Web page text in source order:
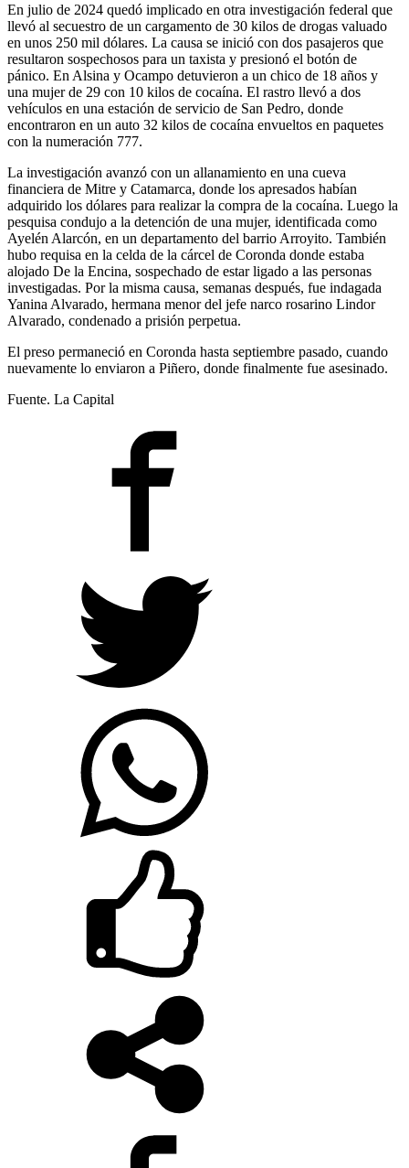
En julio de 2024 quedó implicado en otra investigación federal que
llevó al secuestro de un cargamento de 30 kilos de drogas valuado
en unos 250 mil dólares. La causa se inició con dos pasajeros que
resultaron sospechosos para un taxista y presionó el botón de
pánico. En Alsina y Ocampo detuvieron a un chico de 18 años y
una mujer de 29 con 10 kilos de cocaína. El rastro llevó a dos
vehículos en una estación de servicio de San Pedro, donde
encontraron en un auto 32 kilos de cocaína envueltos en paquetes
con la numeración 777.
La investigación avanzó con un allanamiento en una cueva
financiera de Mitre y Catamarca, donde los apresados habían
adquirido los dólares para realizar la compra de la cocaína. Luego la
pesquisa condujo a la detención de una mujer, identificada como
Ayelén Alarcón, en un departamento del barrio Arroyito. También
hubo requisa en la celda de la cárcel de Coronda donde estaba
alojado De la Encina, sospechado de estar ligado a las personas
investigadas. Por la misma causa, semanas después, fue indagada
Yanina Alvarado, hermana menor del jefe narco rosarino Lindor
Alvarado, condenado a prisión perpetua.
El preso permaneció en Coronda hasta septiembre pasado, cuando
nuevamente lo enviaron a Piñero, donde finalmente fue asesinado.
Fuente. La Capital